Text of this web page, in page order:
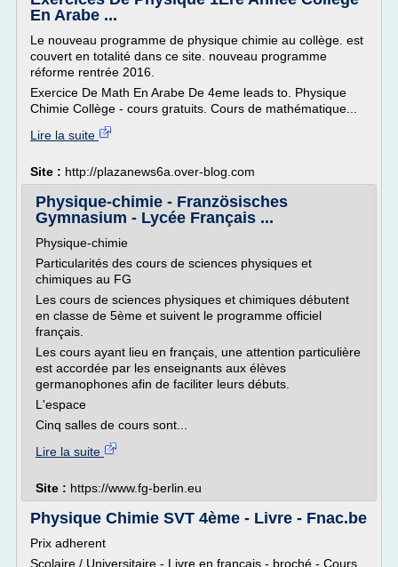
En Arabe ...
Le nouveau programme de physique chimie au collège. est
couvert en totalité dans ce site. nouveau programme
réforme rentrée 2016.
Exercice De Math En Arabe De 4eme leads to. Physique
Chimie Collège - cours gratuits. Cours de mathématique...
Lire la suite
Site : http://plazanews6a.over-blog.com
Physique-chimie - Französisches
Gymnasium - Lycée Français ...
Physique-chimie
Particularités des cours de sciences physiques et
chimiques au FG
Les cours de sciences physiques et chimiques débutent
en classe de 5ème et suivent le programme officiel
français.
Les cours ayant lieu en français, une attention particulière
est accordée par les enseignants aux élèves
germanophones afin de faciliter leurs débuts.
L'espace
Cinq salles de cours sont...
Lire la suite
Site : https://www.fg-berlin.eu
Physique Chimie SVT 4ème - Livre - Fnac.be
Prix adherent
Scolaire / Universitaire - Livre en français - broché - Cours